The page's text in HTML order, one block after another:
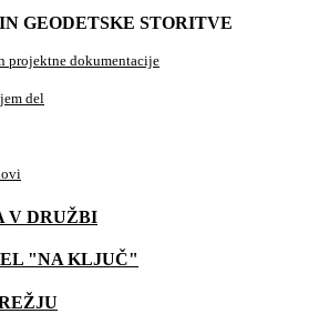
GEODETSKE STORITVE
projektne dokumentacije
del
V DRUŽBI
"NA KLJUČ"